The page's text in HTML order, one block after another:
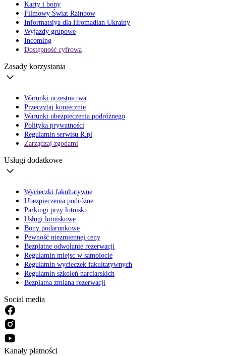
Karty i bony
Filmowy Świat Rainbow
Informatsiya dla Hromadian Ukrainy
Wyjazdy grupowe
Incoming
Dostępność cyfrowa
Zasady korzystania
Warunki uczestnictwa
Przeczytaj koniecznie
Warunki ubezpieczenia podróżnego
Polityka prywatności
Regulamin serwisu R.pl
Zarządzaj zgodami
Usługi dodatkowe
Wycieczki fakultatywne
Ubezpieczenia podróżne
Parkingi przy lotnisku
Usługi lotniskowe
Bony podarunkowe
Pewność niezmiennej ceny
Bezpłatne odwołanie rezerwacji
Regulamin miejsc w samolocie
Regulamin wycieczek fakultatywnych
Regulamin szkoleń narciarskich
Bezpłatna zmiana rezerwacji
Social media
Kanały płatności